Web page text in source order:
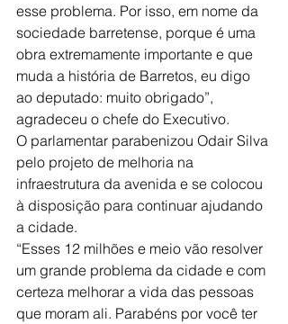
esse problema. Por isso, em nome da
sociedade barretense, porque é uma
obra extremamente importante e que
muda a história de Barretos, eu digo
ao deputado: muito obrigado”,
agradeceu o chefe do Executivo.
O parlamentar parabenizou Odair Silva
pelo projeto de melhoria na
infraestrutura da avenida e se colocou
à disposição para continuar ajudando
a cidade.
“Esses 12 milhões e meio vão resolver
um grande problema da cidade e com
certeza melhorar a vida das pessoas
que moram ali. Parabéns por você ter